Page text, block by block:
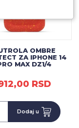
OMBRE
ZA IPHONE 14
MAX DZ1/4
RSD
Dodaj u